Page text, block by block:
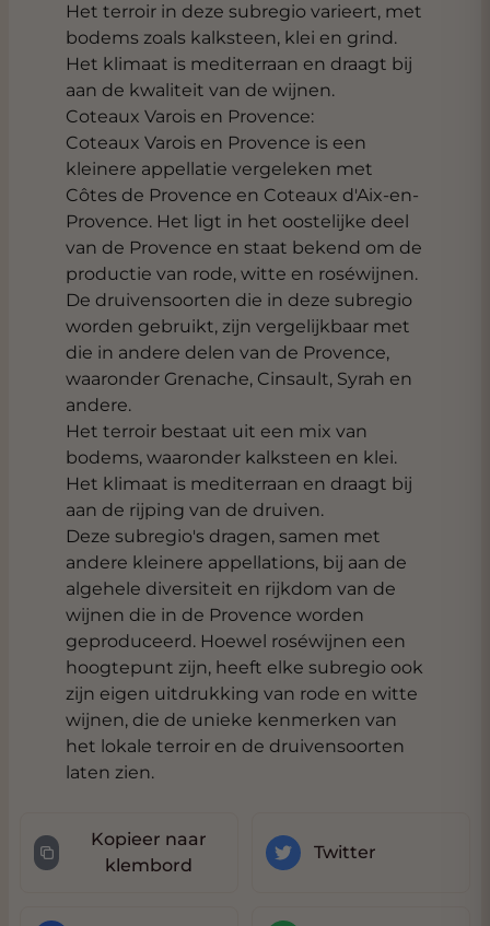
Het terroir in deze subregio varieert, met
bodems zoals kalksteen, klei en grind.
Het klimaat is mediterraan en draagt bij
aan de kwaliteit van de wijnen.
Coteaux Varois en Provence:
Coteaux Varois en Provence is een
kleinere appellatie vergeleken met
Côtes de Provence en Coteaux d'Aix-en-
Provence. Het ligt in het oostelijke deel
van de Provence en staat bekend om de
productie van rode, witte en roséwijnen.
De druivensoorten die in deze subregio
worden gebruikt, zijn vergelijkbaar met
die in andere delen van de Provence,
waaronder Grenache, Cinsault, Syrah en
andere.
Het terroir bestaat uit een mix van
bodems, waaronder kalksteen en klei.
Het klimaat is mediterraan en draagt bij
aan de rijping van de druiven.
Deze subregio's dragen, samen met
andere kleinere appellations, bij aan de
algehele diversiteit en rijkdom van de
wijnen die in de Provence worden
geproduceerd. Hoewel roséwijnen een
hoogtepunt zijn, heeft elke subregio ook
zijn eigen uitdrukking van rode en witte
wijnen, die de unieke kenmerken van
het lokale terroir en de druivensoorten
laten zien.
Kopieer naar
klembord
Twitter